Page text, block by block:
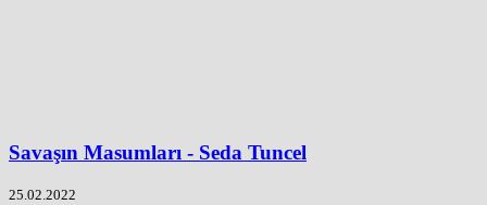
Savaşın Masumları - Seda Tuncel
25.02.2022